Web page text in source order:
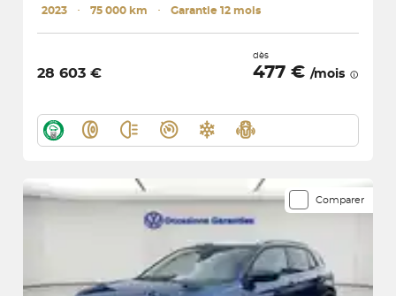
2023 ･ 75 000 km ･ Garantie 12 mois
28 603 €
dès
477 € /mois
Comparer